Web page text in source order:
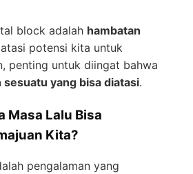
block adalah hambatan
potensi kita untuk
penting untuk diingat bahwa
sesuatu yang bisa diatasi.
Masa Lalu Bisa
Kita?
pengalaman yang